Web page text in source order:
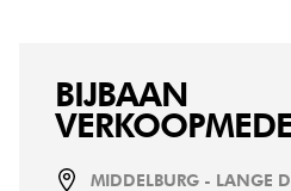
BIJBAAN
MIDDELBURG - LANGE